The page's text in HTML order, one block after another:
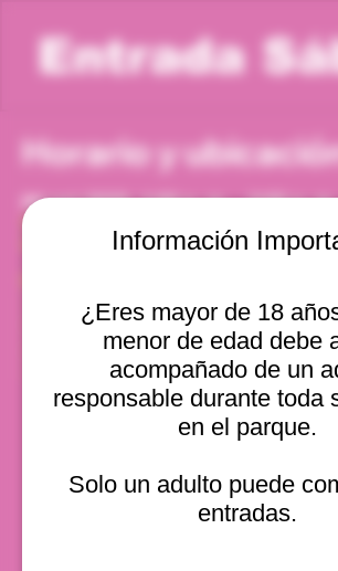
Información
¿Eres mayor de 18
menor de edad debe
acompañado de un
responsable durante toda
en el parque.
Solo un adulto puede
entradas.
Entrada
Horario y
04 oct 2025, 1:00 p. m. – 2:00 p. m.
Viña del Mar, Cam. Internacional 2440,
Valparaíso, Chile
sáb, 15 ago, 10:00 a. m.
sáb, 15 ago, 11:00 a. m.
sáb, 15 ago, 12:00 p. m.
Ver